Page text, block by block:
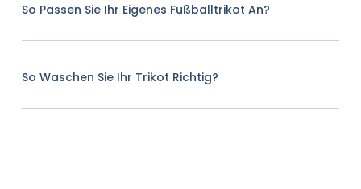
So Passen Sie Ihr Eigenes Fußballtrikot An?
So Waschen Sie Ihr Trikot Richtig?